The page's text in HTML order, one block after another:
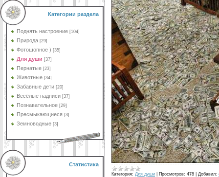
Категории раздела
Поднять настроение [104]
Природа [29]
Фотошопное ) [35]
Для души [37]
Пернатые [23]
Животные [34]
Забавные дети [20]
Весёлые надписи [37]
Познавательное [29]
Пресмыкающиеся [3]
Земноводные [3]
Статистика
Категория: Для души Просмотров: 478 Добавил: